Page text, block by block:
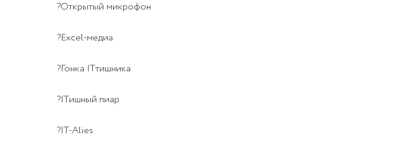
?Открытый микрофон
?Excel-медиа
?Гонка ITтишника
?ITишный пиар
?IT-Alies